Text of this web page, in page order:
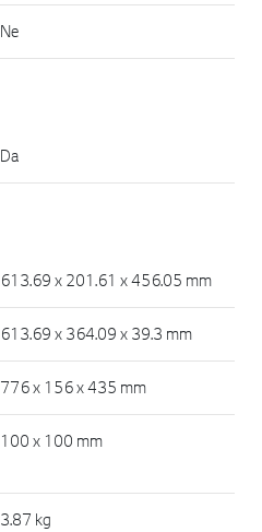
Ne
Da
613.69 x 201.61 x 456.05 mm
613.69 x 364.09 x 39.3 mm
776 x 156 x 435 mm
100 x 100 mm
3.87 kg